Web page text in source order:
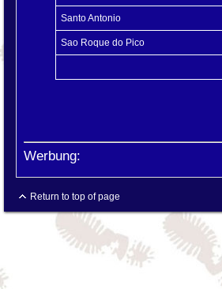
Santo Antonio
Sao Roque do Pico
Werbung:
Return to top of page